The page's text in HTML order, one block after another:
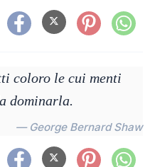
coloro le cui menti
dominarla.
— George Bernard Shaw